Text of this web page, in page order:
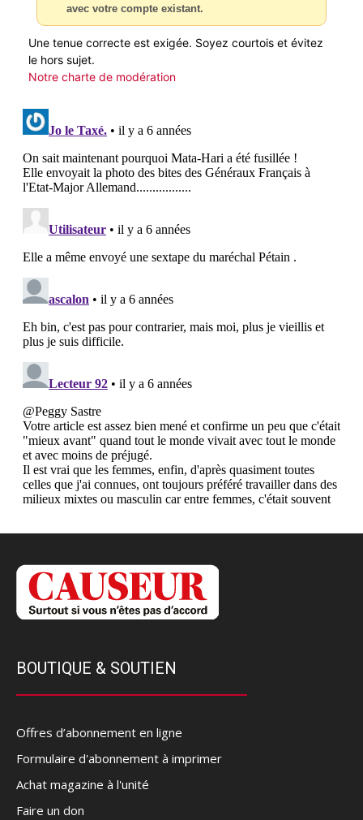
avec votre compte existant.
Une tenue correcte est exigée. Soyez courtois et évitez
le hors sujet.
Notre charte de modération
BOUTIQUE & SOUTIEN
Offres d’abonnement en ligne
Formulaire d'abonnement à imprimer
Achat magazine à l'unité
Faire un don